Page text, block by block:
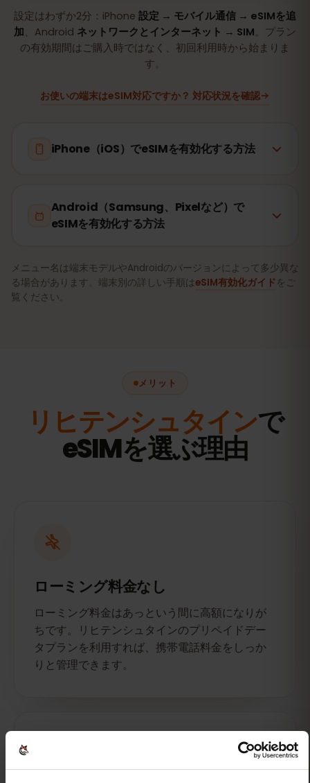
設定はわずか2分：iPhone 設定 → モバイル通信 → eSIMを追
加、Android ネットワークとインターネット → SIM 。プラン
の有効期間はご購入時ではなく、初回利用時から始まりま
す。
お使いの端末はeSIM対応ですか？ 対応状況を確認
iPhone（iOS）でeSIMを有効化する方法
Android（Samsung、Pixelなど）で
eSIMを有効化する方法
メニュー名は端末モデルやAndroidのバージョンによって多少異な
る場合があります。端末別の詳しい手順はeSIM有効化ガイドをご
覧ください。
メリット
リヒテンシュタインで
eSIMを選ぶ理由
ローミング料金なし
ローミング料金はあっという間に高額になりが
ちです。リヒテンシュタインのプリペイドデー
タプランを利用すれば、携帯電話料金をしっか
りと管理できます。